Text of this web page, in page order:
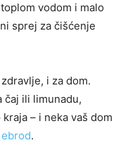
vodom i malo
sprej za čišćenje
i za dom.
čaj ili limunadu,
– i neka vaš dom
ebrod.